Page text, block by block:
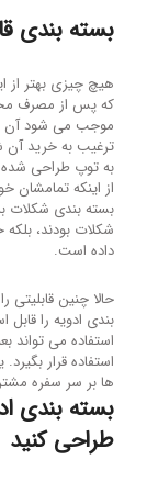
بسته بندی
هیچ چیزی بهتر
که پس از مصرف
موجب می شود آن
ترغیب به خرید آن
به توپ طراحی شده
از اینکه تمامشان
بسته بندی شکلات
شکلات بودند،
داده است.
حالا چنین قابلیتی
استفاده می تواند
استفاده قرار
ها بر سر سفره
بسته بندی
طراحی کنید